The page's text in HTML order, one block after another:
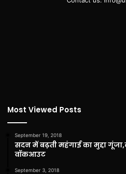
Most Viewed Posts
September 19, 2018
सदन में बढ़ती महंगाई का मुद्दा
वॉकआउट
September 3, 2018